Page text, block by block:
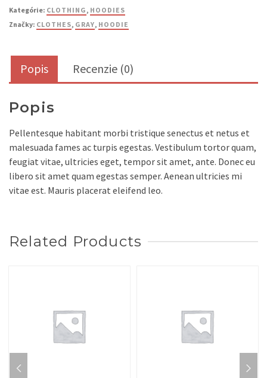
Kategórie: CLOTHING, HOODIES
Značky: CLOTHES, GRAY, HOODIE
Popis Recenzie (0)
Popis
Pellentesque habitant morbi tristique senectus et netus et
malesuada fames ac turpis egestas. Vestibulum tortor quam,
feugiat vitae, ultricies eget, tempor sit amet, ante. Donec eu
libero sit amet quam egestas semper. Aenean ultricies mi
vitae est. Mauris placerat eleifend leo.
Related Products